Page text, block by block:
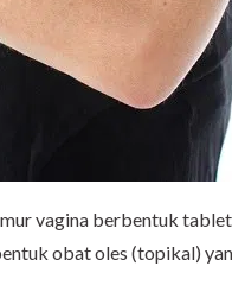
vagina berbentuk tablet
obat oles (topikal)